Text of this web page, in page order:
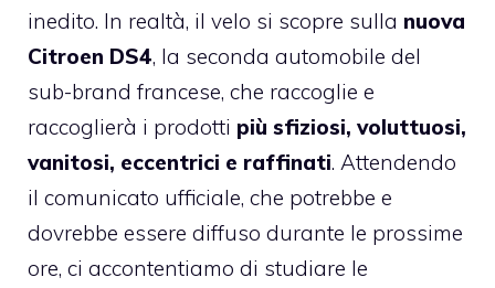
inedito. In realtà, il velo si scopre sulla nuova
Citroen DS4, la seconda automobile del
sub-brand francese, che raccoglie e
raccoglierà i prodotti più sfiziosi, voluttuosi,
vanitosi, eccentrici e raffinati. Attendendo
il comunicato ufficiale, che potrebbe e
dovrebbe essere diffuso durante le prossime
ore, ci accontentiamo di studiare le